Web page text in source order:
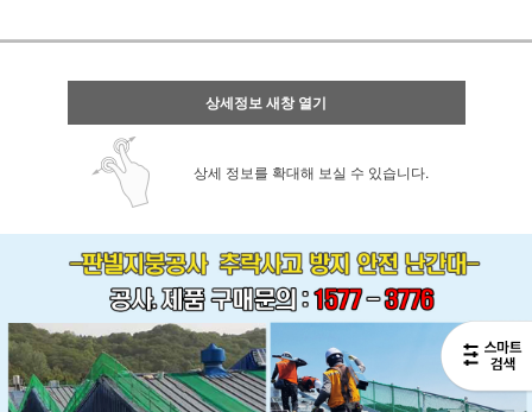
상세정보 새창 열기
상세 정보를 확대해 보실 수 있습니다.